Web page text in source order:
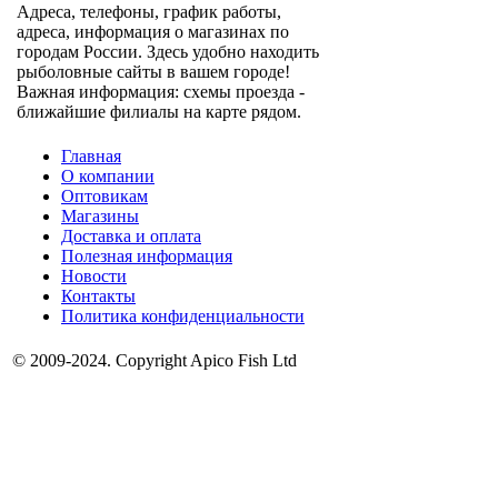
Адреса, телефоны, график работы,
адреса, информация о магазинах по
городам России. Здесь удобно находить
рыболовные сайты в вашем городе!
Важная информация: схемы проезда -
ближайшие филиалы на карте рядом.
Главная
О компании
Оптовикам
Магазины
Доставка и оплата
Полезная информация
Новости
Контакты
Политика конфиденциальности
© 2009-2024. Copyright Apico Fish Ltd